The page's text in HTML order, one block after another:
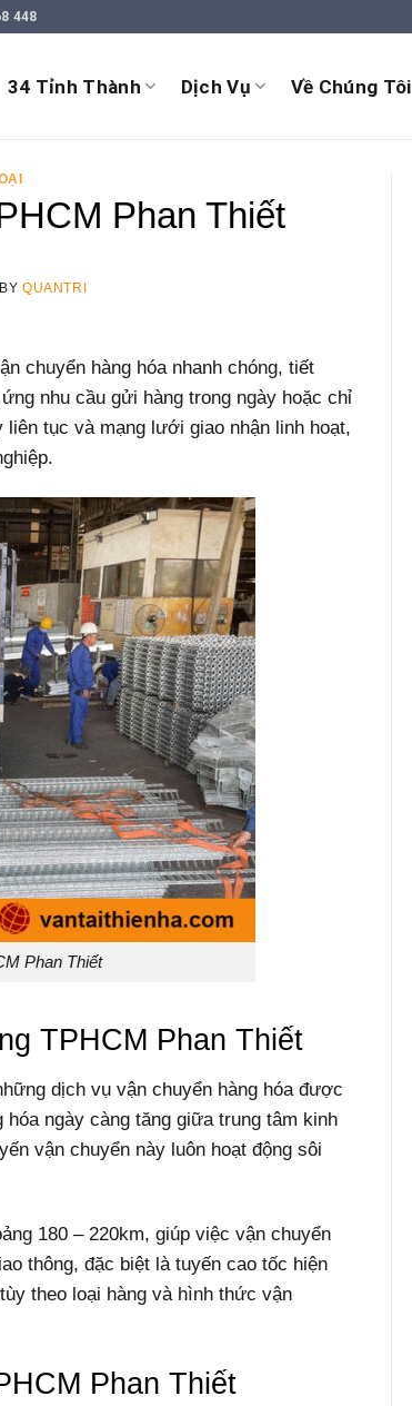
448
34 Tỉnh Thành Dịch Vụ Về Chúng Tôi
Phan Thiết
BYQUANTRI
chuyển hàng hóa nhanh chóng, tiết
nhu cầu gửi hàng trong ngày hoặc chỉ
tục và mạng lưới giao nhận linh hoạt,
Phan Thiết
TPHCM Phan Thiết
dịch vụ vận chuyển hàng hóa được
ngày càng tăng giữa trung tâm kinh
vận chuyển này luôn hoạt động sôi
180 – 220km, giúp việc vận chuyển
thông, đặc biệt là tuyến cao tốc hiện
theo loại hàng và hình thức vận
Phan Thiết